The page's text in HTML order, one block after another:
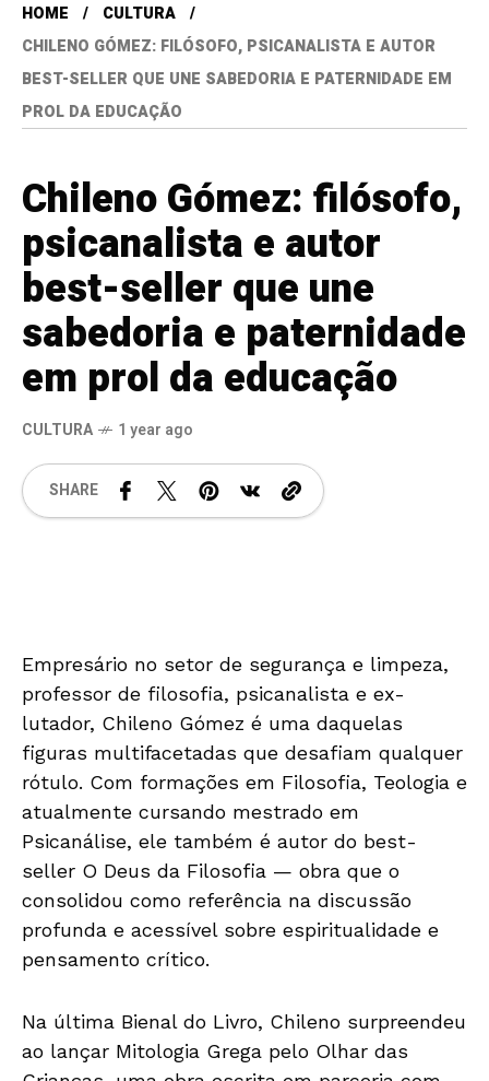
HOME
CULTURA
CHILENO GÓMEZ: FILÓSOFO, PSICANALISTA E AUTOR
BEST-SELLER QUE UNE SABEDORIA E PATERNIDADE EM
PROL DA EDUCAÇÃO
Chileno Gómez: filósofo,
psicanalista e autor
best-seller que une
sabedoria e paternidade
em prol da educação
CULTURA 1 year ago
SHARE
Empresário no setor de segurança e limpeza,
professor de filosofia, psicanalista e ex-
lutador, Chileno Gómez é uma daquelas
figuras multifacetadas que desafiam qualquer
rótulo. Com formações em Filosofia, Teologia e
atualmente cursando mestrado em
Psicanálise, ele também é autor do best-
seller O Deus da Filosofia — obra que o
consolidou como referência na discussão
profunda e acessível sobre espiritualidade e
pensamento crítico.
Na última Bienal do Livro, Chileno surpreendeu
ao lançar Mitologia Grega pelo Olhar das